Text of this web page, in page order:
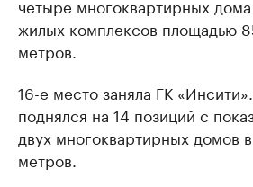
четыре многоквартирных
жилых комплексов площадью
метров.
16-е место заняла ГК
поднялся на 14 позиций с
двух многоквартирных домов
метров.